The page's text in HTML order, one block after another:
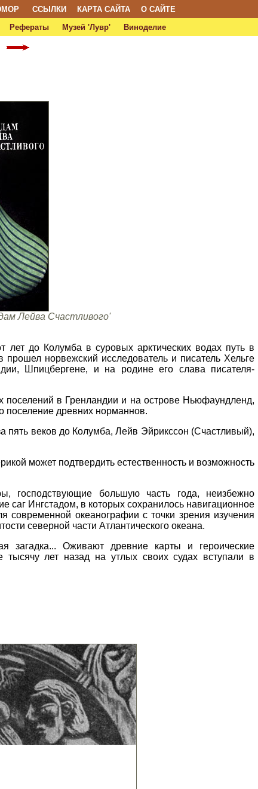
ССЫЛКИ КАРТА САЙТА
О САЙТЕ
Рефераты Музей 'Лувр' Виноделие
Лейва Счастливого'
лет до Колумба в суровых арктических водах путь в
норвежский исследователь и писатель Хельге
Шпицбергене, и на родине его слава писателя-
поселений в Гренландии и на острове Ньюфаундленд,
поселение древних норманнов.
веков до Колумба, Лейв Эйрикссон (Счастливый),
может подтвердить естественность и возможность
господствующие большую часть года, неизбежно
Ингстадом, в которых сохранилось навигационное
современной океанографии с точки зрения изучения
северной части Атлантического океана.
загадка... Оживают древние карты и героические
лет назад на утлых своих судах вступали в